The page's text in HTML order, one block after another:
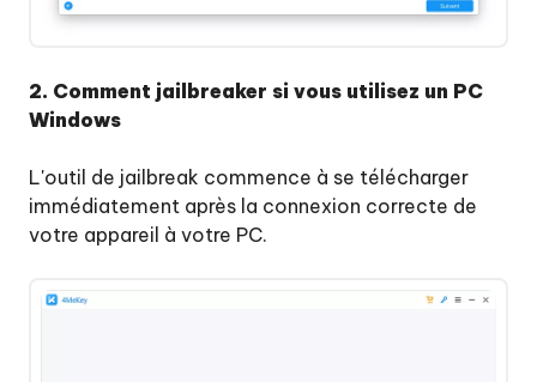
2. Comment jailbreaker si vous utilisez un PC
Windows
L'outil de jailbreak commence à se télécharger
immédiatement après la connexion correcte de
votre appareil à votre PC.